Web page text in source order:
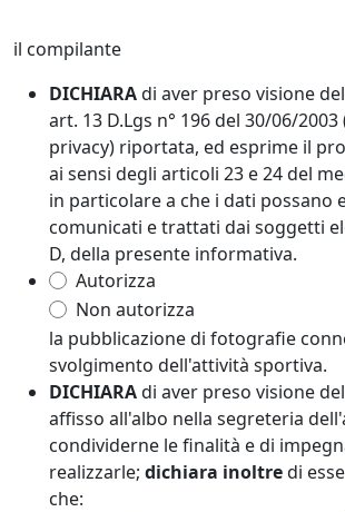
il compilante
DICHIARAdi aver preso visione
art. 13 D.Lgs n° 196 del 30/06/
privacy) riportata, ed esprime il
ai sensi degli articoli 23 e 24 del
in particolare a che i dati possano
comunicati e trattati dai soggetti
D, della presente informativa.
Autorizza
Non autorizza
la pubblicazione di fotografie
svolgimento dell'attività sportiva.
DICHIARAdi aver preso visione
affisso all'albo nella segreteria
condividerne le finalità e di
realizzarle; dichiara inoltredi
che: